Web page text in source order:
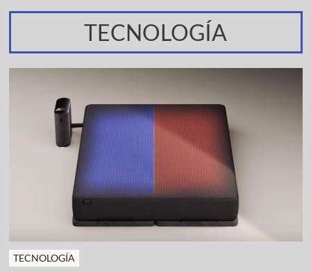
TECNOLOGÍA
TECNOLOGÍA